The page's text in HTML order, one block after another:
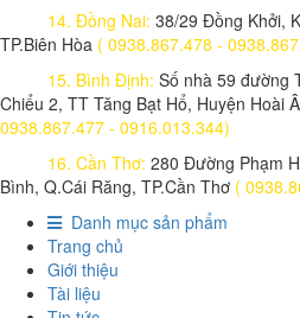
14. Đồng Nai: 38/29 Đồng Khởi,
TP.Biên Hòa ( 0938.867.478 -
15. Bình Định: Số nhà 59 đường
Chiểu 2, TT Tăng Bạt Hổ, Huyện Hoài
0938.867.477 - 0916.013.344)
16. Cần Thơ: 280 Đường Phạm
Bình, Q.Cái Răng, TP.Cần Thơ (
Danh mục sản phẩm
Trang chủ
Giới thiệu
Tài liệu